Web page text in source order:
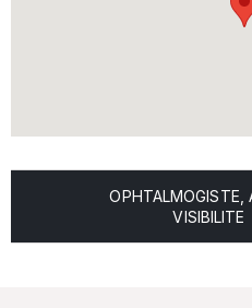
OPHTALMOGISTE,
VISIBILITE